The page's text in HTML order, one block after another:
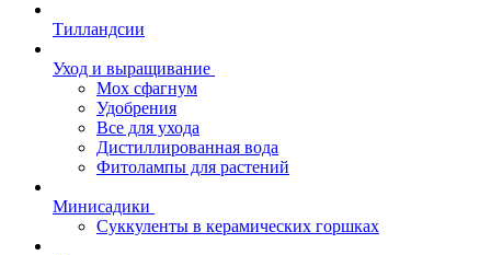
Тилландсии
Уход и выращивание
Мох сфагнум
Удобрения
Все для ухода
Дистиллированная вода
Фитолампы для растений
Минисадики
Суккуленты в керамических горшках